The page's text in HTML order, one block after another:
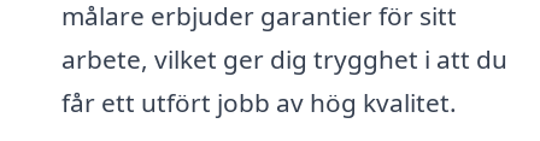
målare erbjuder garantier för sitt
arbete, vilket ger dig trygghet i att du
får ett utfört jobb av hög kvalitet.